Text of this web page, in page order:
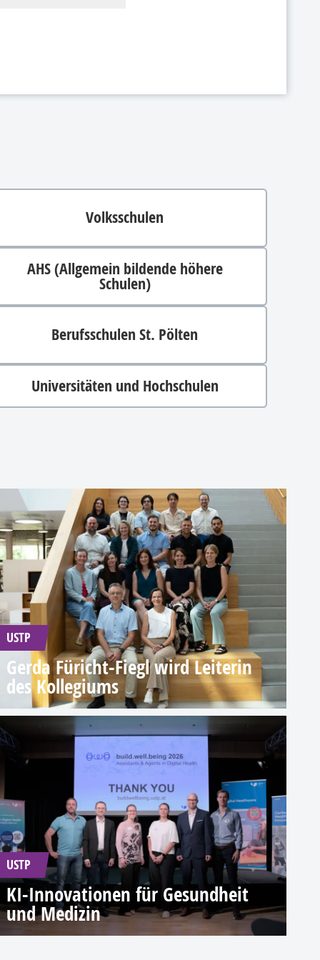
Volksschulen
AHS (Allgemein bildende höhere
Schulen)
Berufsschulen St. Pölten
Universitäten und Hochschulen
USTP
Gerda Füricht-Fiegl wird Leiterin
des Kollegiums
USTP
KI-Innovationen für Gesundheit
und Medizin